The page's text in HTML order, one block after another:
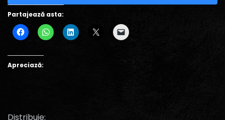
Partajează asta:
Apreciază:
Distribuie: